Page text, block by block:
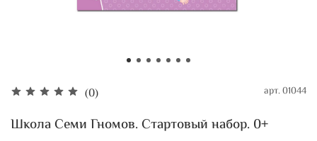
(0) арт.01044
Школа Семи Гномов. Стартовый набор. 0+